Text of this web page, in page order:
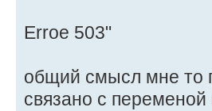
Erroe 503"
общий смысл мне то
связано с